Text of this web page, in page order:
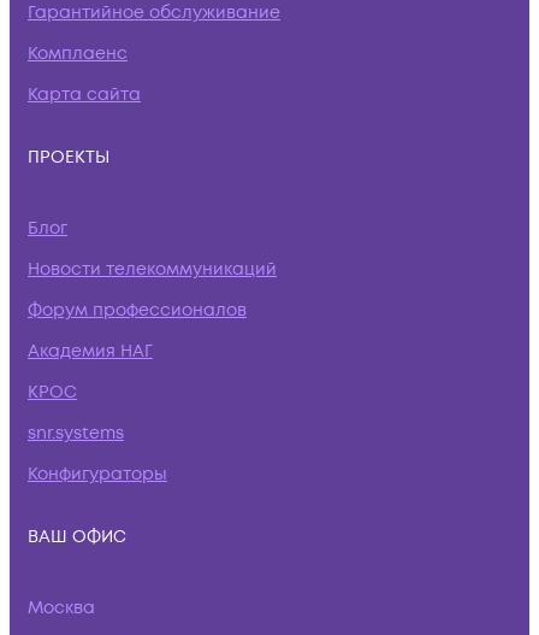
Гарантийное обслуживание
Комплаенс
Карта сайта
ПРОЕКТЫ
Блог
Новости телекоммуникаций
Форум профессионалов
Академия НАГ
КРОС
snr.systems
Конфигураторы
ВАШ ОФИС
Москва